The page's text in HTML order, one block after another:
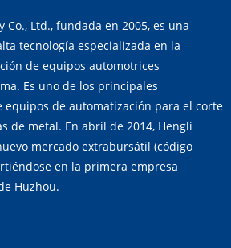
Co., Ltd., fundada en 2005, es una
tecnología especializada en la
de equipos automotrices
Es uno de los principales
equipos de automatización para el corte
de metal. En abril de 2014, Hengli
mercado extrabursátil (código
en la primera empresa
Huzhou.